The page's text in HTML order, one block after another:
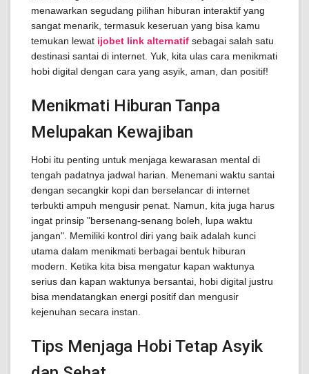
menawarkan segudang pilihan hiburan interaktif yang
sangat menarik, termasuk keseruan yang bisa kamu
temukan lewat ijobet link alternatif sebagai salah satu
destinasi santai di internet. Yuk, kita ulas cara menikmati
hobi digital dengan cara yang asyik, aman, dan positif!
Menikmati Hiburan Tanpa
Melupakan Kewajiban
Hobi itu penting untuk menjaga kewarasan mental di
tengah padatnya jadwal harian. Menemani waktu santai
dengan secangkir kopi dan berselancar di internet
terbukti ampuh mengusir penat. Namun, kita juga harus
ingat prinsip "bersenang-senang boleh, lupa waktu
jangan". Memiliki kontrol diri yang baik adalah kunci
utama dalam menikmati berbagai bentuk hiburan
modern. Ketika kita bisa mengatur kapan waktunya
serius dan kapan waktunya bersantai, hobi digital justru
bisa mendatangkan energi positif dan mengusir
kejenuhan secara instan.
Tips Menjaga Hobi Tetap Asyik